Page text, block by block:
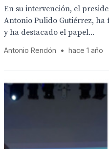
En su intervención, el
Antonio Pulido Gutiérrez,
y ha destacado el papel...
Antonio Rendón • hace 1 año